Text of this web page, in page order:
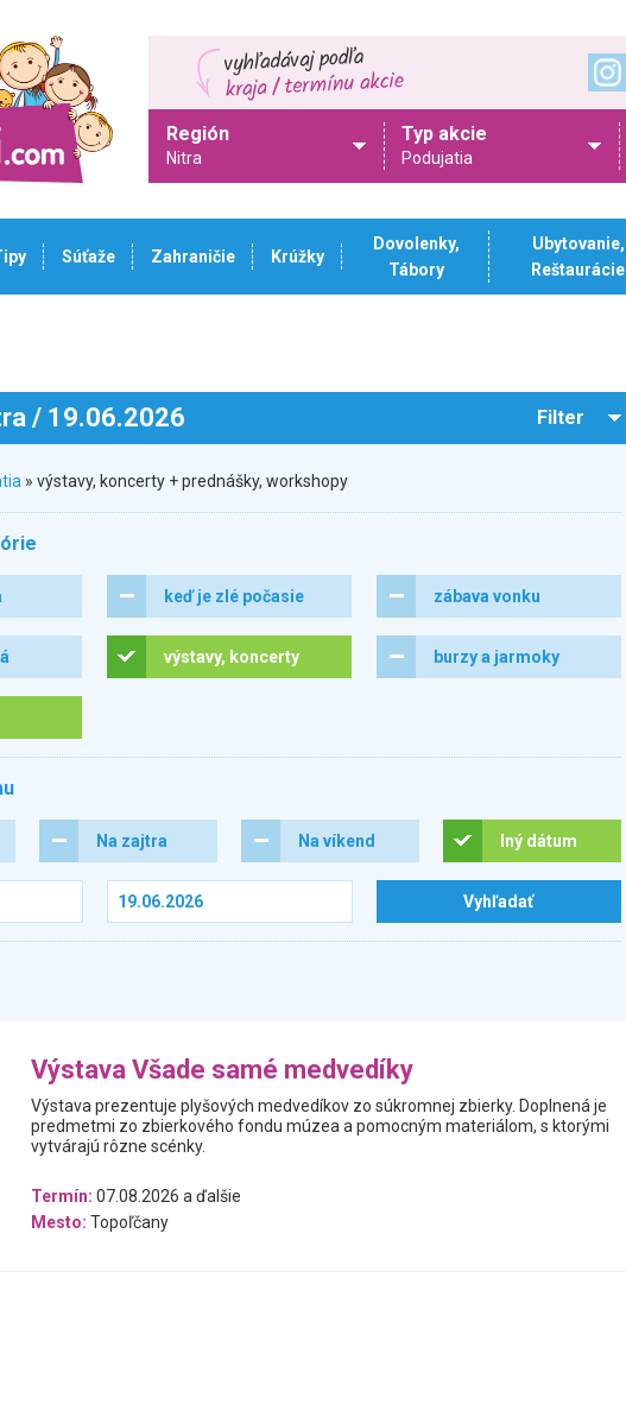
Región
Nitra
Typ akcie
Podujatia
Súťaže Zahraničie Krúžky
Dovolenky,
Tábory
Ubytovanie,
Reštaurácie
/ 19.06.2026 Filter
» výstavy, koncerty + prednášky, workshopy
keď je zlé počasie zábava vonku
výstavy, koncerty burzy a jarmoky
Na zajtra Na víkend Iný dátum
Výstava Všade samé medvedíky
Výstava prezentuje plyšových medvedíkov zo súkromnej zbierky. Doplnená je
predmetmi zo zbierkového fondu múzea a pomocným materiálom, s ktorými
vytvárajú rôzne scénky.
Termín: 07.08.2026 a ďalšie
Mesto: Topoľčany